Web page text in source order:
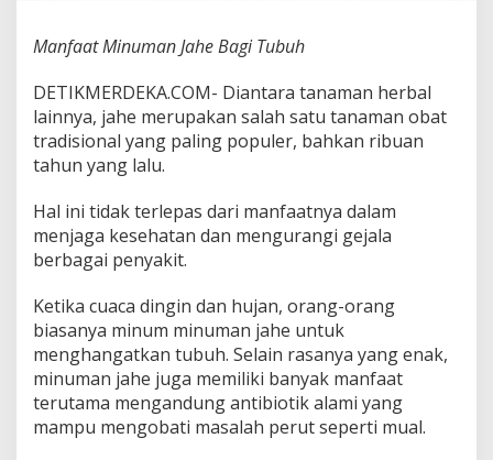
T
b
u
Manfaat Minuman Jahe Bagi Tubuh
DETIKMERDEKA.COM- Diantara tanaman herbal
lainnya, jahe merupakan salah satu tanaman obat
tradisional yang paling populer, bahkan ribuan
tahun yang lalu.
Hal ini tidak terlepas dari manfaatnya dalam
menjaga kesehatan dan mengurangi gejala
berbagai penyakit.
Ketika cuaca dingin dan hujan, orang-orang
biasanya minum minuman jahe untuk
menghangatkan tubuh. Selain rasanya yang enak,
minuman jahe juga memiliki banyak manfaat
terutama mengandung antibiotik alami yang
mampu mengobati masalah perut seperti mual.